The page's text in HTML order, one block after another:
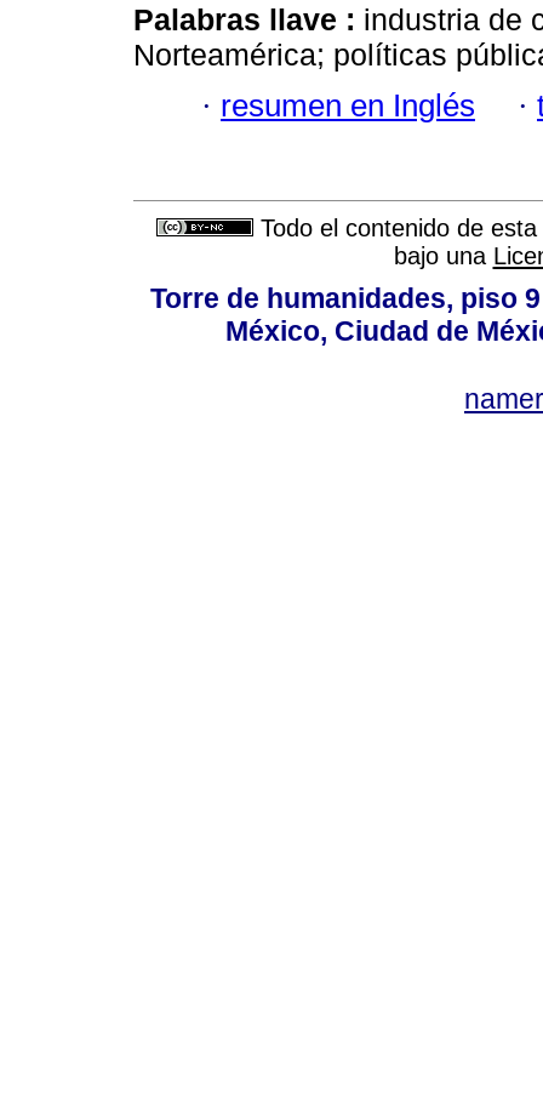
Palabras llave : industria de
Norteamérica; políticas
· resumen en Inglés ·
Todo el contenido de
bajo una
Torre de humanidades, piso
México, Ciudad de